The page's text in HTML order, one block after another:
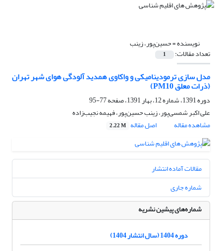
نویسنده =حسین‌پور، زینب
تعداد مقالات: 1
مدل سازی ترمودینامیکی و واکاوی همدید آلودگی هوای شهر تهران
(ذرات معلق PM10)
دوره 1391، شماره 12، بهار 1391، صفحه
77-95
علی اکبر شمسی‌پور، زینب حسین‌پور، فهیمه نجیب‌زاده
مشاهده مقاله
اصل مقاله 2.22 M
مقالات آماده انتشار
شماره جاری
شماره‌های پیشین نشریه
دوره 1404 (سال انتشار 1404)